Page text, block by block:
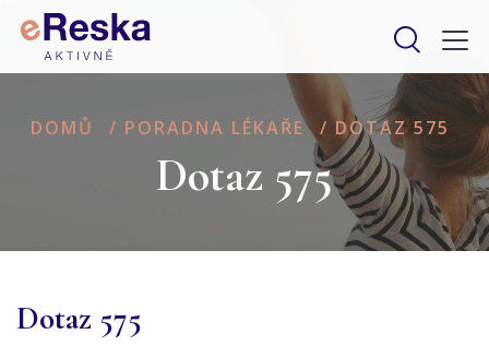
DOMŮ / PORADNA LÉKAŘE / DOTAZ 575
Dotaz 575
Dotaz 575